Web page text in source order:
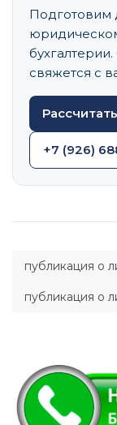
Подготовим
свяжется с
+7 (926)
публикация о
публикация о